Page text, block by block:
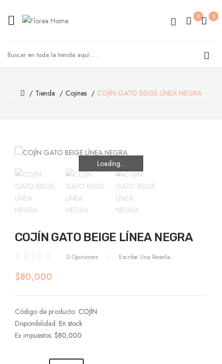
0 0
Tienda Cojines COJÍN GATO BEIGE LÍNEA NEGRA
Loading...
Loading...
COJÍN GATO BEIGE LÍNEA NEGRA
0 Opiniones Escribe Una Reseña
$80,000
Código de producto: COJÍN
Disponibilidad: En stock
Ex impuestos: $80,000